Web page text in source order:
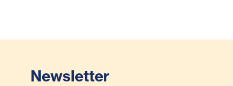
Newsletter